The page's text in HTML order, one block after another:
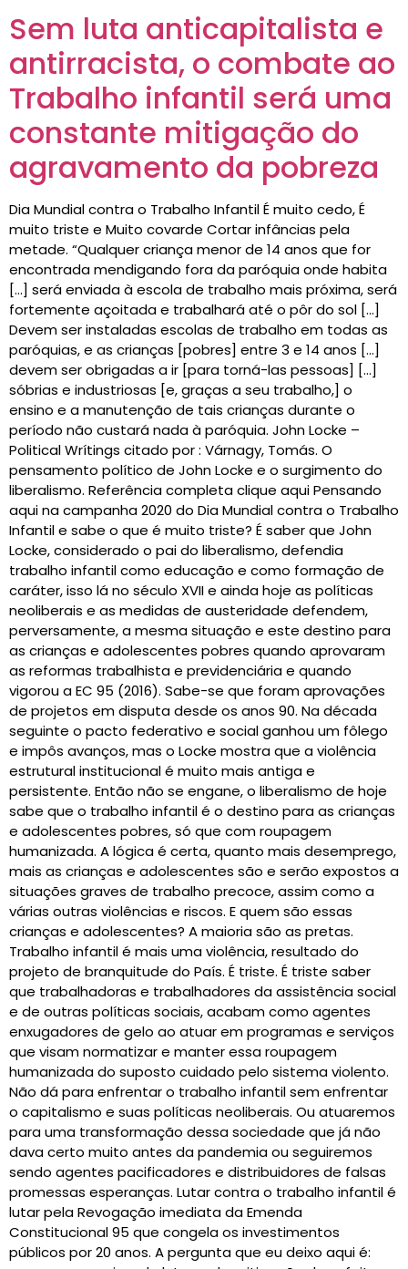
Sem luta anticapitalista e
antirracista, o combate ao
Trabalho infantil será uma
constante mitigação do
agravamento da pobreza
Dia Mundial contra o Trabalho Infantil É muito cedo, É
muito triste e Muito covarde Cortar infâncias pela
metade. “Qualquer criança menor de 14 anos que for
encontrada mendigando fora da paróquia onde habita
[…] será enviada à escola de trabalho mais próxima, será
fortemente açoitada e trabalhará até o pôr do sol […]
Devem ser instaladas escolas de trabalho em todas as
paróquias, e as crianças [pobres] entre 3 e 14 anos […]
devem ser obrigadas a ir [para torná-las pessoas] […]
sóbrias e industriosas [e, graças a seu trabalho,] o
ensino e a manutenção de tais crianças durante o
período não custará nada à paróquia. John Locke –
Political Wrítings citado por : Várnagy, Tomás. O
pensamento político de John Locke e o surgimento do
liberalismo. Referência completa clique aqui Pensando
aqui na campanha 2020 do Dia Mundial contra o Trabalho
Infantil e sabe o que é muito triste? É saber que John
Locke, considerado o pai do liberalismo, defendia
trabalho infantil como educação e como formação de
caráter, isso lá no século XVII e ainda hoje as políticas
neoliberais e as medidas de austeridade defendem,
perversamente, a mesma situação e este destino para
as crianças e adolescentes pobres quando aprovaram
as reformas trabalhista e previdenciária e quando
vigorou a EC 95 (2016). Sabe-se que foram aprovações
de projetos em disputa desde os anos 90. Na década
seguinte o pacto federativo e social ganhou um fôlego
e impôs avanços, mas o Locke mostra que a violência
estrutural institucional é muito mais antiga e
persistente. Então não se engane, o liberalismo de hoje
sabe que o trabalho infantil é o destino para as crianças
e adolescentes pobres, só que com roupagem
humanizada. A lógica é certa, quanto mais desemprego,
mais as crianças e adolescentes são e serão expostos a
situações graves de trabalho precoce, assim como a
várias outras violências e riscos. E quem são essas
crianças e adolescentes? A maioria são as pretas.
Trabalho infantil é mais uma violência, resultado do
projeto de branquitude do País. É triste. É triste saber
que trabalhadoras e trabalhadores da assistência social
e de outras políticas sociais, acabam como agentes
enxugadores de gelo ao atuar em programas e serviços
que visam normatizar e manter essa roupagem
humanizada do suposto cuidado pelo sistema violento.
Não dá para enfrentar o trabalho infantil sem enfrentar
o capitalismo e suas políticas neoliberais. Ou atuaremos
para uma transformação dessa sociedade que já não
dava certo muito antes da pandemia ou seguiremos
sendo agentes pacificadores e distribuidores de falsas
promessas esperanças. Lutar contra o trabalho infantil é
lutar pela Revogação imediata da Emenda
Constitucional 95 que congela os investimentos
públicos por 20 anos. A pergunta que eu deixo aqui é: